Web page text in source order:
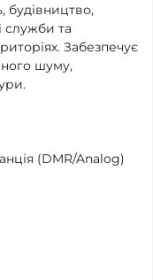
будівництво,
служби та
Забезпечує
шуму,
(DMR/Analog)